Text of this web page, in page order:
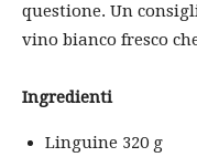
questione. Un
vino bianco fresco
Ingredienti
Linguine 320 g